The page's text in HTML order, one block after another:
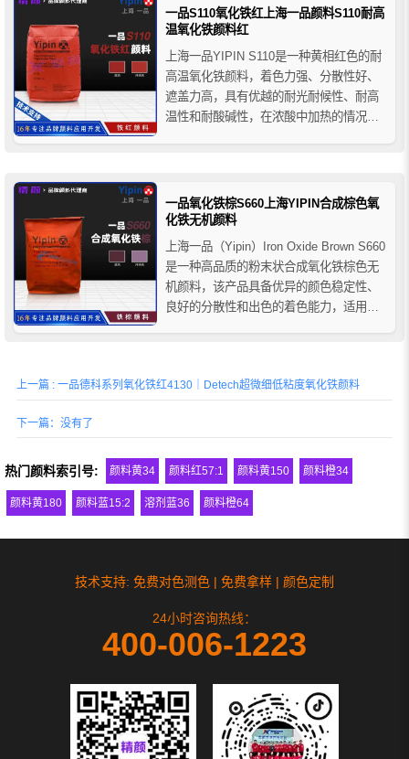
一品S110氧化铁红上海一品颜料S110耐高
温氧化铁颜料红
上海一品YIPIN S110是一种黄相红色的耐
高温氧化铁颜料，着色力强、分散性好、
遮盖力高，具有优越的耐光耐候性、耐高
温性和耐酸碱性，在浓酸中加热的情况下
一品氧化铁棕S660上海YIPIN合成棕色氧
化铁无机颜料
上海一品（Yipin）Iron Oxide Brown S660
是一种高品质的粉末状合成氧化铁棕色无
机颜料，该产品具备优异的颜色稳定性、
良好的分散性和出色的着色能力，适用于
上一篇 : 一品德科系列氧化铁红4130｜Detech超微细低粘度氧化铁颜料
下一篇：没有了
热门颜料索引号: 颜料黄34 颜料红57:1 颜料黄150 颜料橙34
颜料黄180 颜料蓝15:2 溶剂蓝36 颜料橙64
技术支持: 免费对色测色 | 免费拿样 | 颜色定制
24小时咨询热线：
400-006-1223